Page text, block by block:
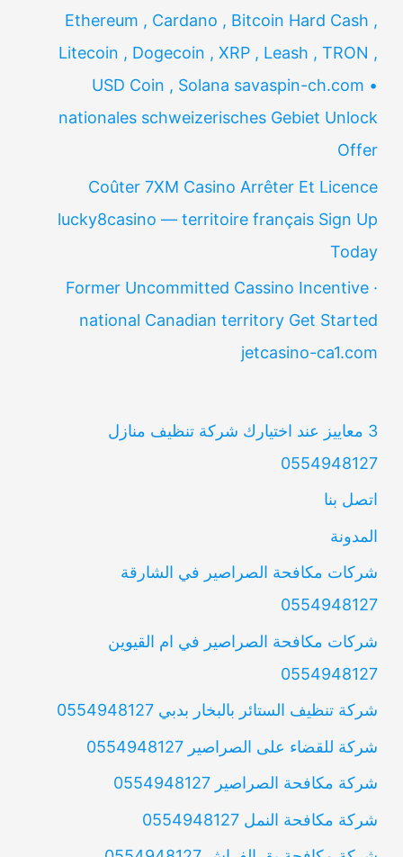
Ethereum , Cardano , Bitcoin Hard Cash ,
Litecoin , Dogecoin , XRP , Leash , TRON ,
USD Coin , Solana savaspin-ch.com •
nationales schweizerisches Gebiet Unlock
Offer
Coûter 7XM Casino Arrêter Et Licence
lucky8casino — territoire français Sign Up
Today
Former Uncommitted Cassino Incentive ·
national Canadian territory Get Started
jetcasino-ca1.com
3 معاييز عند اختيارك شركة تنظيف منازل
0554948127
اتصل بنا
المدونة
شركات مكافحة الصراصير في الشارقة
0554948127
شركات مكافحة الصراصير في ام القيوين
0554948127
شركة تنظيف الستائر بالبخار بدبي 0554948127
شركة للقضاء على الصراصير 0554948127
شركة مكافحة الصراصير 0554948127
شركة مكافحة النمل 0554948127